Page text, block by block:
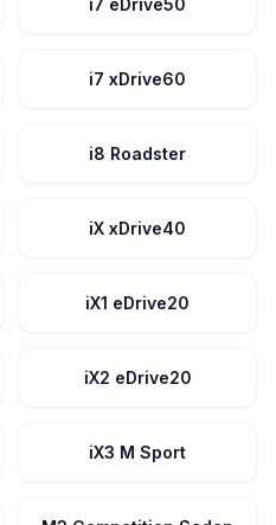
i7 eDrive50
i7 xDrive60
i8 Roadster
iX xDrive40
iX1 eDrive20
iX2 eDrive20
iX3 M Sport